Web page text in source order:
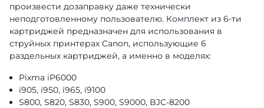
произвести дозаправку даже технически
неподготовленному пользователю. Комплект из 6-ти
картриджей предназначен для использования в
струйных принтерах Canon, использующие 6
раздельных картриджей, а именно в моделях:
Pixma iP6000
i905, i950, i965, i9100
S800, S820, S830, S900, S9000, BJC-8200